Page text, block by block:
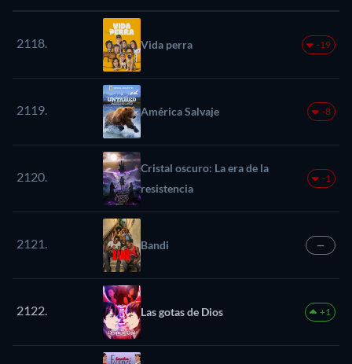
2118. Vida perra -19
2119. América Salvaje -8
2120.
Cristal oscuro: La era de la
resistencia
-1
2121. Bandi —
2122. Las gotas de Dios +1